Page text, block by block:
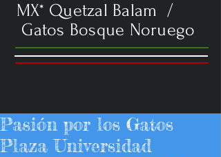
MX* Quetzal Balam /
Gatos Bosque Noruego
Pasión por los Gatos
Plaza Universidad